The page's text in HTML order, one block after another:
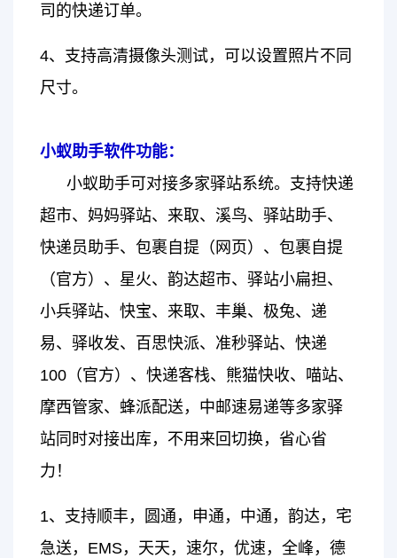
司的快递订单。
4、支持高清摄像头测试，可以设置照片不同
尺寸。
小蚁助手软件功能：
小蚁助手可对接多家驿站系统。支持快递
超市、妈妈驿站、来取、溪鸟、驿站助手、
快递员助手、包裹自提（网页）、包裹自提
（官方）、星火、韵达超市、驿站小扁担、
小兵驿站、快宝、来取、丰巢、极兔、递
易、驿收发、百思快派、准秒驿站、快递
100（官方）、快递客栈、熊猫快收、喵站、
摩西管家、蜂派配送，中邮速易递等多家驿
站同时对接出库，不用来回切换，省心省
力！
1、支持顺丰，圆通，申通，中通，韵达，宅
急送，EMS，天天，速尔，优速，全峰，德